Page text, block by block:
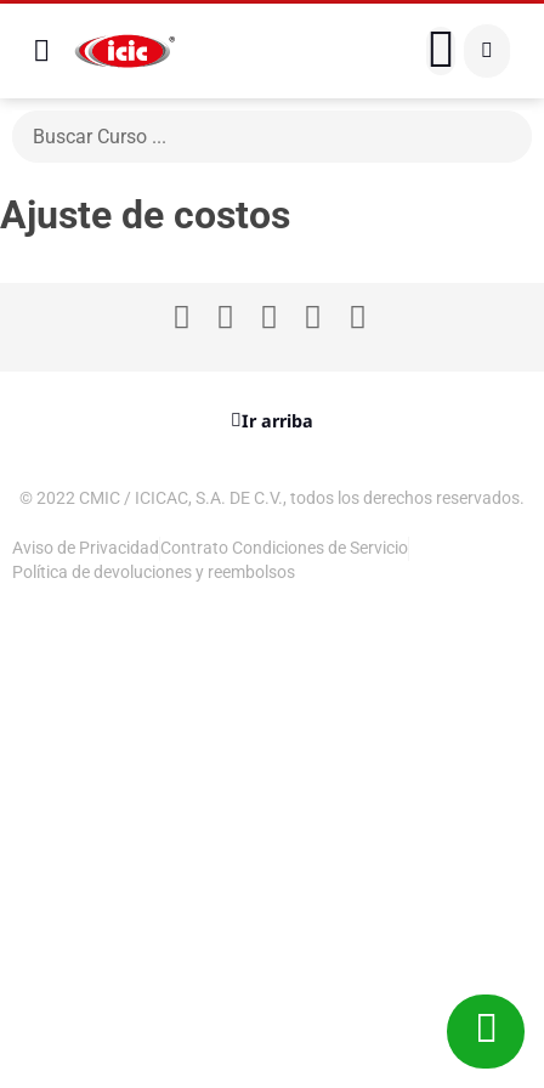
Ajuste de costos
Ir arriba
© 2022 CMIC / ICICAC, S.A. DE C.V., todos los derechos reservados.
Aviso de Privacidad Contrato Condiciones de Servicio
Política de devoluciones y reembolsos